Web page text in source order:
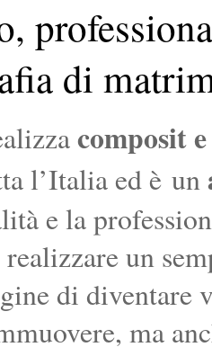
di
composit
l’Italia ed è un
e la
un
di diventare
ma